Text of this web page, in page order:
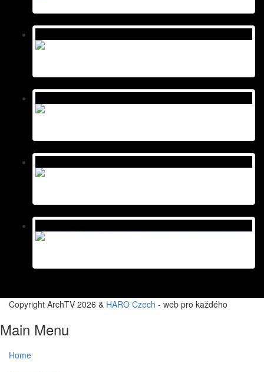
Copyright ArchTV 2026 & HARO Czech - web pro každého
Main Menu
Home